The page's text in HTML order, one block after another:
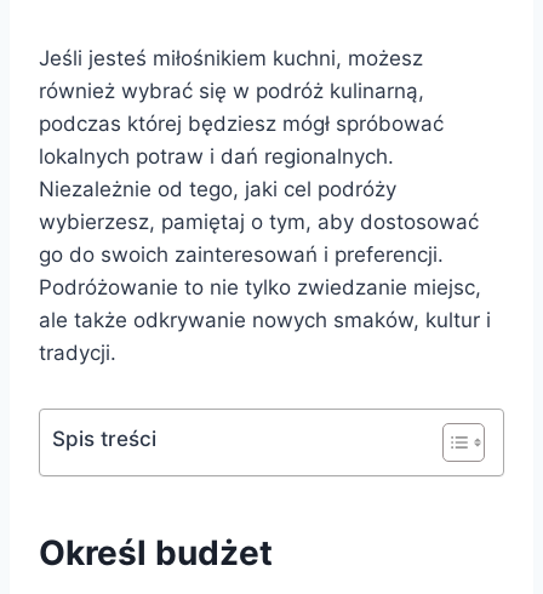
Jeśli jesteś miłośnikiem kuchni, możesz
również wybrać się w podróż kulinarną,
podczas której będziesz mógł spróbować
lokalnych potraw i dań regionalnych.
Niezależnie od tego, jaki cel podróży
wybierzesz, pamiętaj o tym, aby dostosować
go do swoich zainteresowań i preferencji.
Podróżowanie to nie tylko zwiedzanie miejsc,
ale także odkrywanie nowych smaków, kultur i
tradycji.
Spis treści
Określ budżet